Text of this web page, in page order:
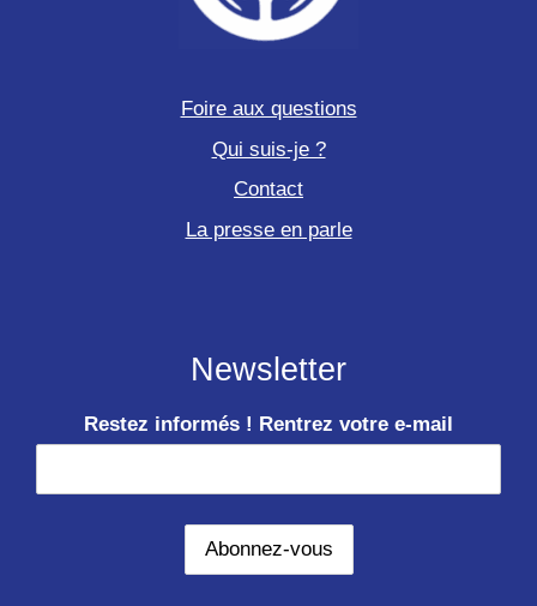
Foire aux questions
Qui suis-je ?
Contact
La presse en parle
Newsletter
Restez informés ! Rentrez votre e-mail